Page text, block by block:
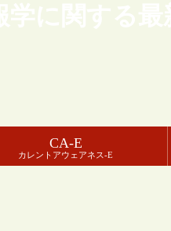
学に関する
CA-E
カレントアウェアネス-E